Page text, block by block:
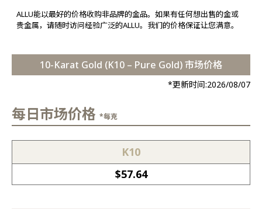
ALLU能以最好的价格收购非品牌的金品。如果有任何想出售的金或
贵金属，请随时访问经验广泛的ALLU。我们的价格保证让您满意。
10-Karat Gold (K10 – Pure Gold) 市场价格
*更新时间:2026/08/07
每日市场价格 *每克
K10
$57.64